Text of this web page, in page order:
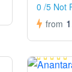
0 /5 Not
from